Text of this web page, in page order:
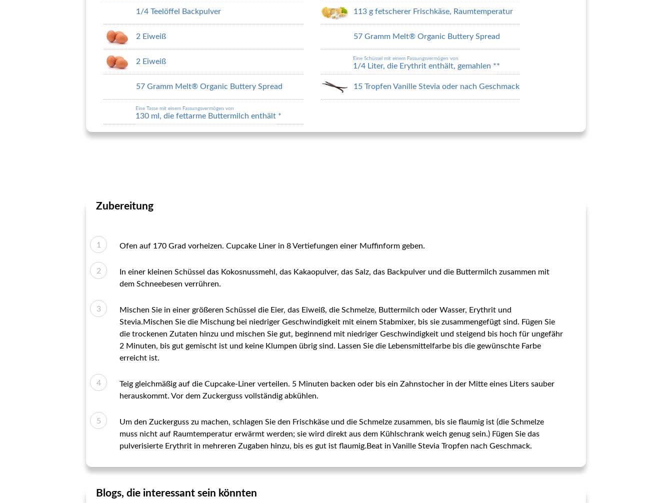
1/4 Teelöffel Backpulver
2 Eiweiß
2 Eiweiß
57 Gramm Melt® Organic Buttery Spread
Eine Tasse mit einem Fassungsvermögen von
130 ml, die fettarme Buttermilch enthält *
113 g fetscherer Frischkäse, Raumtemperatur
57 Gramm Melt® Organic Buttery Spread
Eine Schüssel mit einem Fassungsvermögen von
1/4 Liter, die Erythrit enthält, gemahlen **
15 Tropfen Vanille Stevia oder nach Geschmack
Zubereitung
Ofen auf 170 Grad vorheizen. Cupcake Liner in 8 Vertiefungen einer Muffinform geben.
In einer kleinen Schüssel das Kokosnussmehl, das Kakaopulver, das Salz, das Backpulver und die Buttermilch zusammen mit
dem Schneebesen verrühren.
Mischen Sie in einer größeren Schüssel die Eier, das Eiweiß, die Schmelze, Buttermilch oder Wasser, Erythrit und
Stevia.Mischen Sie die Mischung bei niedriger Geschwindigkeit mit einem Stabmixer, bis sie zusammengefügt sind. Fügen Sie
die trockenen Zutaten hinzu und mischen Sie gut, beginnend mit niedriger Geschwindigkeit und steigend bis hoch für ungefähr
2 Minuten, bis gut gemischt ist und keine Klumpen übrig sind. Lassen Sie die Lebensmittelfarbe bis die gewünschte Farbe
erreicht ist.
Teig gleichmäßig auf die Cupcake-Liner verteilen. 5 Minuten backen oder bis ein Zahnstocher in der Mitte eines Liters sauber
herauskommt. Vor dem Zuckerguss vollständig abkühlen.
Um den Zuckerguss zu machen, schlagen Sie den Frischkäse und die Schmelze zusammen, bis sie flaumig ist (die Schmelze
muss nicht auf Raumtemperatur erwärmt werden; sie wird direkt aus dem Kühlschrank weich genug sein.) Fügen Sie das
pulverisierte Erythrit in mehreren Zugaben hinzu, bis es gut ist flaumig.Beat in Vanille Stevia Tropfen nach Geschmack.
Blogs, die interessant sein könnten